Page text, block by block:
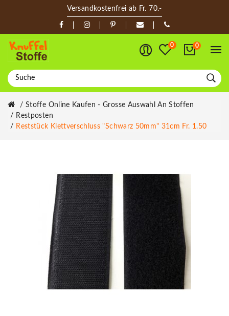
Versandkostenfrei ab Fr. 70.-
0 0
Stoffe Online Kaufen - Grosse Auswahl An Stoffen
Restposten
Reststück Klettverschluss "schwarz 50mm" 31cm Fr. 1.50